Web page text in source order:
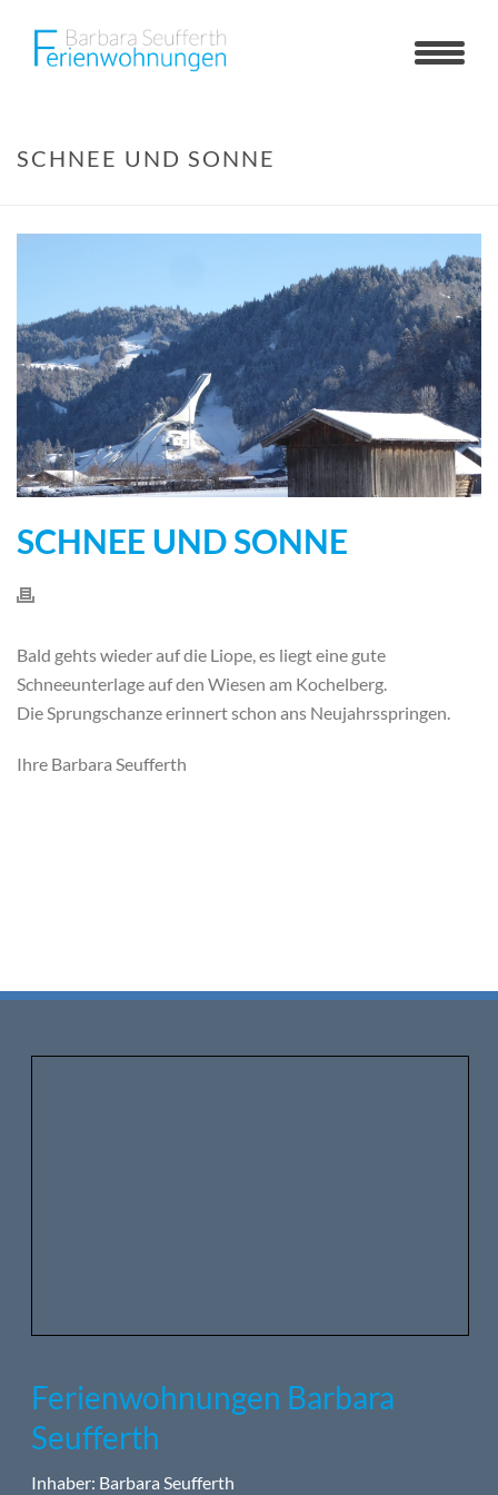
SCHNEE UND SONNE
SCHNEE UND SONNE
Bald gehts wieder auf die Liope, es liegt eine gute
Schneeunterlage auf den Wiesen am Kochelberg.
Die Sprungschanze erinnert schon ans Neujahrsspringen.
Ihre Barbara Seufferth
Ferienwohnungen Barbara
Seufferth
Inhaber: Barbara Seufferth